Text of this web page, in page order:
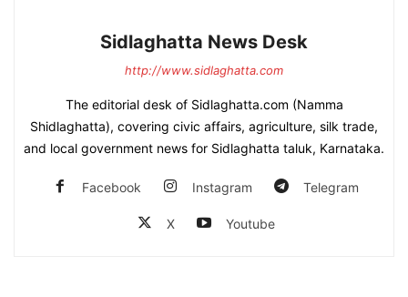
Sidlaghatta News Desk
http://www.sidlaghatta.com
The editorial desk of Sidlaghatta.com (Namma
Shidlaghatta), covering civic affairs, agriculture, silk trade,
and local government news for Sidlaghatta taluk, Karnataka.
Facebook Instagram Telegram
X Youtube